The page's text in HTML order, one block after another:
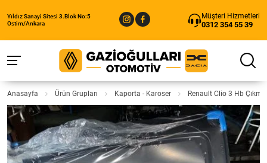
Yıldız Sanayi Sitesi 3.Blok No:5
Ostim/Ankara
Müşteri Hizmetleri
0312 354 55 39
Anasayfa Ürün Grupları Kaporta - Karoser Renault Clio 3 Hb